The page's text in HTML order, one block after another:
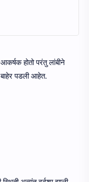
होतो परंतु लांबीने
पडली आहेत.